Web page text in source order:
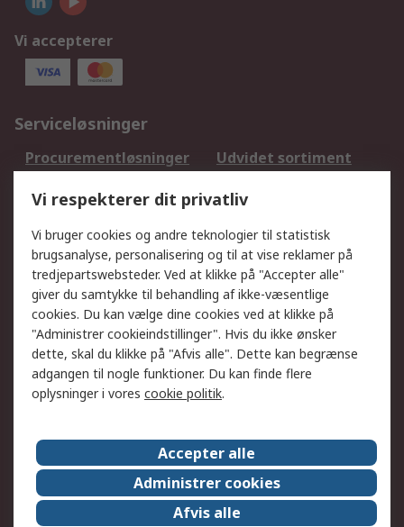
Vi accepterer
Serviceløsninger
Procurementløsninger
Udvidet sortiment
DesignSpark
Teknisk Support
Dit lokale salgsteam
Eksportløsninger
Support
Få hjælp
Returnering
Levering
Spor min ordre
Fakturakopi
Betalingsmuligheder
Fordele med Mit RS
Okdo
Om RS
Salgsbetingelser
Det juridiske
Pressecenter
Job hos RS
ESG
Vi respekterer dit privatliv
Vi bruger cookies og andre teknologier til statistisk
brugsanalyse, personalisering og til at vise reklamer på
tredjepartswebsteder. Ved at klikke på "Accepter alle"
giver du samtykke til behandling af ikke-væsentlige
cookies. Du kan vælge dine cookies ved at klikke på
"Administrer cookieindstillinger". Hvis du ikke ønsker
dette, skal du klikke på "Afvis alle". Dette kan begrænse
adgangen til nogle funktioner. Du kan finde flere
oplysninger i vores cookie politik.
Accepter alle
Administrer cookies
Afvis alle